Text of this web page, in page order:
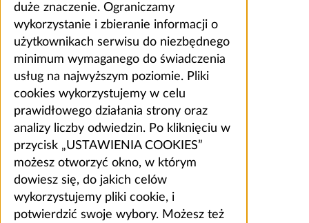
duże znaczenie. Ograniczamy
wykorzystanie i zbieranie informacji o
użytkownikach serwisu do niezbędnego
minimum wymaganego do świadczenia
usług na najwyższym poziomie. Pliki
cookies wykorzystujemy w celu
prawidłowego działania strony oraz
analizy liczby odwiedzin. Po kliknięciu w
przycisk „USTAWIENIA COOKIES”
możesz otworzyć okno, w którym
dowiesz się, do jakich celów
wykorzystujemy pliki cookie, i
potwierdzić swoje wybory. Możesz też